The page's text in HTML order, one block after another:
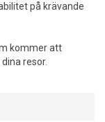
på krävande
kommer att
resor.